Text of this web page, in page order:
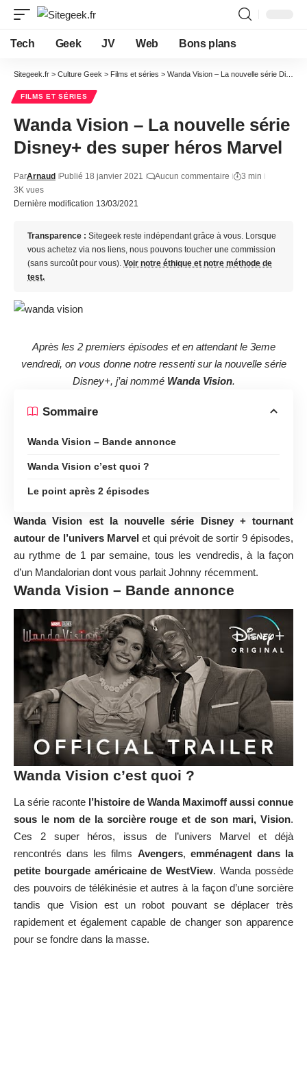
Tech Geek JV Web Bons plans
Sitegeek.fr > Culture Geek > Films et séries > Wanda Vision – La nouvelle série Disney+ des super héros Marvel
FILMS ET SÉRIES
Wanda Vision – La nouvelle série
Disney+ des super héros Marvel
Dernière modification 13/03/2021
ParArnaud Publié 18 janvier 2021 Aucun commentaire
3 min
3K vues
Transparence : Sitegeek reste indépendant grâce à vous. Lorsque
vous achetez via nos liens, nous pouvons toucher une commission
(sans surcoût pour vous). Voir notre éthique et notre méthode de
test.
Après les 2 premiers épisodes et en attendant le 3eme
vendredi, on vous donne notre ressenti sur la nouvelle série
Disney+, j’ai nommé Wanda Vision.
Sommaire
Wanda Vision – Bande annonce
Wanda Vision c’est quoi ?
Le point après 2 épisodes
Wanda Vision est la nouvelle série Disney + tournant
autour de l’univers Marvelet qui prévoit de sortir 9 épisodes,
au rythme de 1 par semaine, tous les vendredis, à la façon
d’un Mandalorian dont vous parlait Johnny récemment.
Wanda Vision – Bande annonce
Wanda Vision c’est quoi ?
La série raconte l’histoire de Wanda Maximoff aussi connue
sous le nom de la sorcière rouge et de son mari, Vision.
Ces 2 super héros, issus de l’univers Marvel et déjà
rencontrés dans les films Avengers, emménagent dans la
petite bourgade américaine de WestView. Wanda possède
des pouvoirs de télékinésie et autres à la façon d’une sorcière
tandis que Vision est un robot pouvant se déplacer très
rapidement et également capable de changer son apparence
pour se fondre dans la masse.